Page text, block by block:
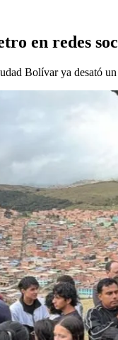
en redes
Bolívar ya desató